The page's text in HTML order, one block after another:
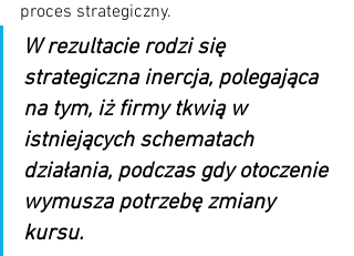
proces strategiczny.
W rezultacie rodzi się
strategiczna inercja, polegająca
na tym, iż firmy tkwią w
istniejących schematach
działania, podczas gdy otoczenie
wymusza potrzebę zmiany
kursu.